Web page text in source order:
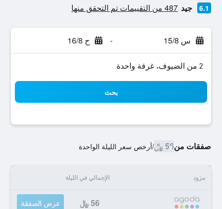
6.1 جيد 487 من التقييمات تم التحقق منها
س 15/8 - ح 16/8
2 من الضيوف، غرفة واحدة
بحث
صفقات من56 ﷼ /أرخص سعر الليلة الواحدة
مزود الإجمالي في الليلة
56 ﷼ عرض الصفقة